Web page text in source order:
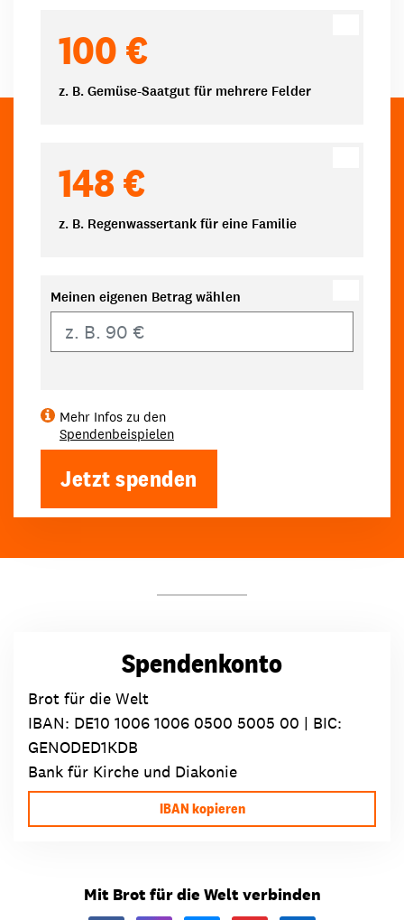
100 €
z. B. Gemüse-Saatgut für mehrere Felder
148 €
z. B. Regenwassertank für eine Familie
Meinen eigenen Betrag wählen
Mehr Infos zu den
Spendenbeispielen
Jetzt spenden
Spendenkonto
Brot für die Welt
IBAN: DE10 1006 1006 0500 5005 00 | BIC:
GENODED1KDB
Bank für Kirche und Diakonie
IBAN kopieren
Mit Brot für die Welt verbinden